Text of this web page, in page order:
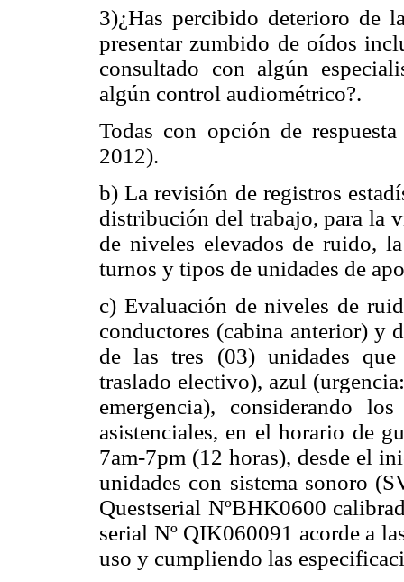
3)¿Has percibido deterioro de
presentar zumbido de oídos
consultado con algún
algún control audiométrico?.
Todas con opción de
2012).
b) La revisión de registros
distribución del trabajo, para la
de niveles elevados de ruido,
turnos y tipos de unidades de
c) Evaluación de niveles de
conductores (cabina anterior) y
de las tres (03) unidades
traslado electivo), azul
emergencia), considerando
asistenciales, en el horario de
7am-7pm (12 horas), desde el
unidades con sistema sonoro
Questserial NºBHK0600
serial Nº QIK060091 acorde a
uso y cumpliendo las